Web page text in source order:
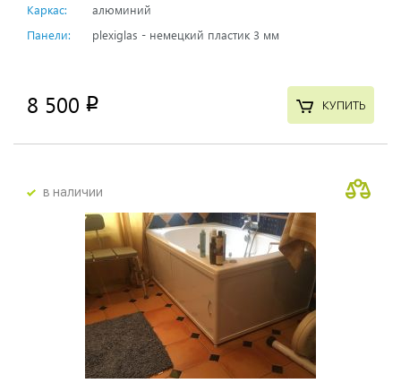
Каркас:
алюминий
Панели:
plexiglas - немецкий пластик 3 мм
8 500 p КУПИТЬ
в наличии